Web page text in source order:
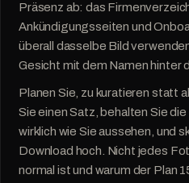
Präsenz ab: das
Ankündigungsseiten und
überall dasselbe Bild
Gesicht mit dem Namen hinter
Planen Sie, zu kuratieren statt
Sie einen Satz, behalten Sie
wirklich wie Sie aussehen, und
Download hoch. Nicht jedes
normal ist und warum der Plan